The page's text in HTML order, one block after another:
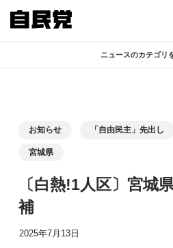
ニュースのカテゴリ
記者会見
お知らせ 「自由民主」先出し
宮城県
〔白熱!1人区〕宮城
補
2025年7月13日